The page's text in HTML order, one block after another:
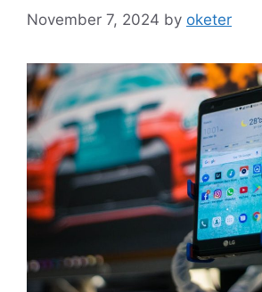
November 7, 2024 by oketer